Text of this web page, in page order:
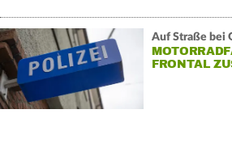
Auf Straße bei
FRONTAL